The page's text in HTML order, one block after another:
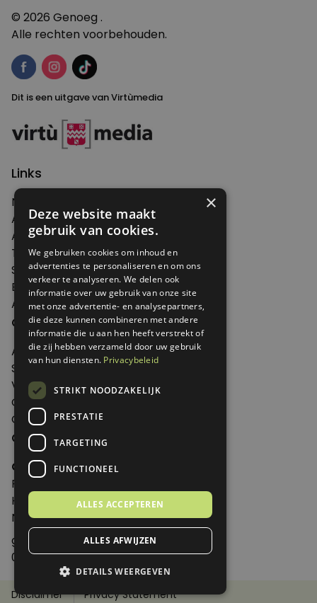
© 2026 Genoeg .
Alle rechten voorbehouden.
Dit is een uitgave van Virtùmedia
Links
Nieuws
Artikelen
Agenda
Thema's
Shop
Edities
Abonneren
Over Genoeg
Adverteren
Samenwerken
Verkooppunten
Over Genoeg
Contact
Contactgegevens
Genoeg
Postbus 595 - 3700 AN Zeist
Huis ter Heideweg 13 - 3705MA Zeist
Nederland
genoeg@spabonneeservice.nl
088-1102091
Disclaimer Privacy Statement
×
Deze website maakt
gebruik van cookies.
We gebruiken cookies om inhoud en
advertenties te personaliseren en om ons
verkeer te analyseren. We delen ook
informatie over uw gebruik van onze site
met onze advertentie- en analysepartners,
die deze kunnen combineren met andere
informatie die u aan hen heeft verstrekt of
die zij hebben verzameld door uw gebruik
van hun diensten. Privacybeleid
STRIKT NOODZAKELIJK
PRESTATIE
TARGETING
FUNCTIONEEL
ALLES ACCEPTEREN
ALLES AFWIJZEN
DETAILS WEERGEVEN